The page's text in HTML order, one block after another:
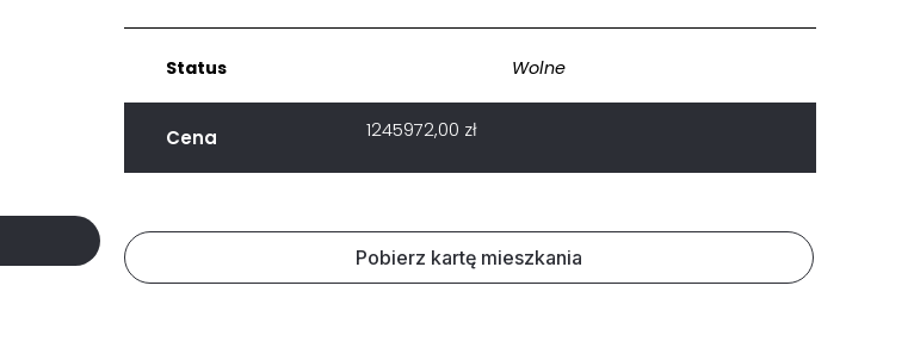
Status Wolne
Cena 1245972,00 zł
Pobierz kartę mieszkania